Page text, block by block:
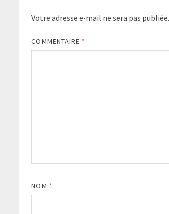
Votre adresse e-mail ne sera pas publiée.
COMMENTAIRE *
NOM *